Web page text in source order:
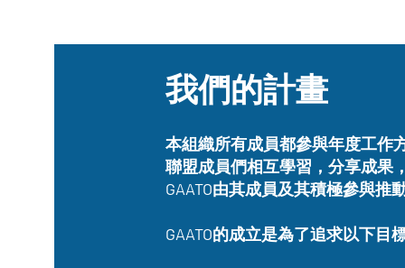
我們的計畫
本組織所有成員都參與年度工作
聯盟成員們相互學習，分享成果
GAATO由其成員及其積極參與推
GAATO的成立是為了追求以下目